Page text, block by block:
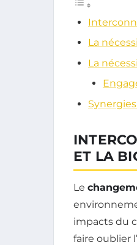
La
La
ET LA
Le
impacts du
faire oublier